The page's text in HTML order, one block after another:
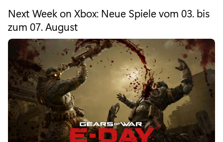
E
i
t
n
:
e
g
o
e
:
Next Week on Xbox: Neue Spiele vom 03. bis
zum 07. August